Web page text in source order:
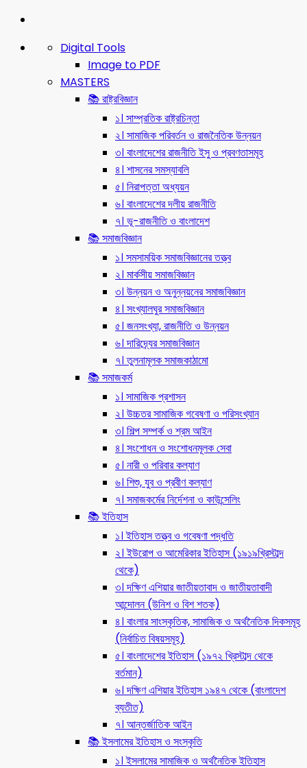
Digital Tools
Image to PDF
MASTERS
📚 রাষ্ট্রবিজ্ঞান
১। সাম্প্রতিক রাষ্ট্রচিন্তা
২। সামাজিক পরিবর্তন ও রাজনৈতিক উন্নয়ন
৩। বাংলাদেশের রাজনীতি ইসু ও প্রবণতাসমূহ
৪। শাসনের সমস্যাবলি
৫। নিরাপত্তা অধ্যয়ন
৬। বাংলাদেশের দলীয় রাজনীতি
৭। ভূ-রাজনীতি ও বাংলাদেশ
📚 সমাজবিজ্ঞান
১। সমসাময়িক সমাজবিজ্ঞানের তত্ত্ব
২। মার্কসীয় সমাজবিজ্ঞান
৩। উন্নয়ন ও অনুন্নয়নের সমাজবিজ্ঞান
৪। সংখ্যালঘুর সমাজবিজ্ঞান
৫। জনসংখ্যা, রাজনীতি ও উন্নয়ন
৬। দারিদ্র্যের সমাজবিজ্ঞান
৭। তুলনামূলক সমাজকাঠামো
📚 সমাজকর্ম
১। সামাজিক প্রশাসন
২। উচ্চতর সামাজিক গবেষণা ও পরিসংখ্যান
৩। শিল্প সম্পর্ক ও শ্রম আইন
৪। সংশোধন ও সংশোধনমূলক সেবা
৫। নারী ও পরিবার কল্যাণ
৬। শিশু, যুব ও প্রবীণ কল্যাণ
৭। সমাজকর্মের নির্দেশনা ও কাউন্সেলিং
📚 ইতিহাস
১। ইতিহাস তত্ত্ব ও গবেষণা পদ্ধতি
২। ইউরোপ ও আমেরিকার ইতিহাস (১৯১৯খ্রিস্টাব্দ
থেকে)
৩। দক্ষিণ এশিয়ার জাতীয়তাবাদ ও জাতীয়তাবাদী
আন্দোলন (উনিশ ও বিশ শতক)
৪। বাংলার সাংস্কৃতিক, সামাজিক ও অর্থনৈতিক দিকসমূহ
(নির্বাচিত বিষয়সমূহ)
৫। বাংলাদেশের ইতিহাস (১৯৭২ খ্রিস্টাব্দ থেকে
বর্তমান)
৬। দক্ষিণ এশিয়ার ইতিহাস ১৯৪৭ থেকে (বাংলাদেশ
ব্যতীত)
৭। আন্তর্জাতিক আইন
📚 ইসলামের ইতিহাস ও সংস্কৃতি
১। ইসলামের সামাজিক ও অর্থনৈতিক ইতিহাস